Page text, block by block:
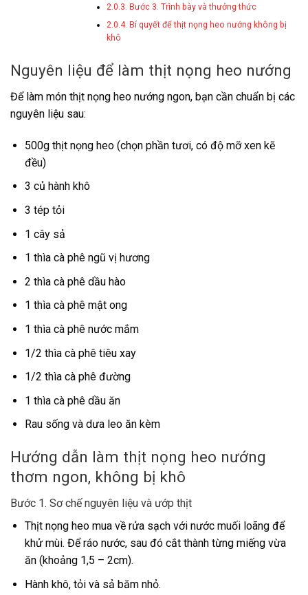
Bước 3. Trình bày và thưởng thức
Bí quyết để thịt nọng heo nướng không bị
khô
Nguyên liệu để làm thịt nọng heo nướng
Để làm món thịt nọng heo nướng ngon, bạn cần chuẩn bị các
nguyên liệu sau:
500g thịt nọng heo (chọn phần tươi, có độ mỡ xen kẽ
đều)
3 củ hành khô
3 tép tỏi
1 cây sả
1 thìa cà phê ngũ vị hương
2 thìa cà phê dầu hào
1 thìa cà phê mật ong
1 thìa cà phê nước mắm
1/2 thìa cà phê tiêu xay
1/2 thìa cà phê đường
1 thìa cà phê dầu ăn
Rau sống và dưa leo ăn kèm
Hướng dẫn làm thịt nọng heo nướng
thơm ngon, không bị khô
Bước 1. Sơ chế nguyên liệu và ướp thịt
Thịt nọng heo mua về rửa sạch với nước muối loãng để
khử mùi. Để ráo nước, sau đó cắt thành từng miếng vừa
ăn (khoảng 1,5 – 2cm).
Hành khô, tỏi và sả băm nhỏ.